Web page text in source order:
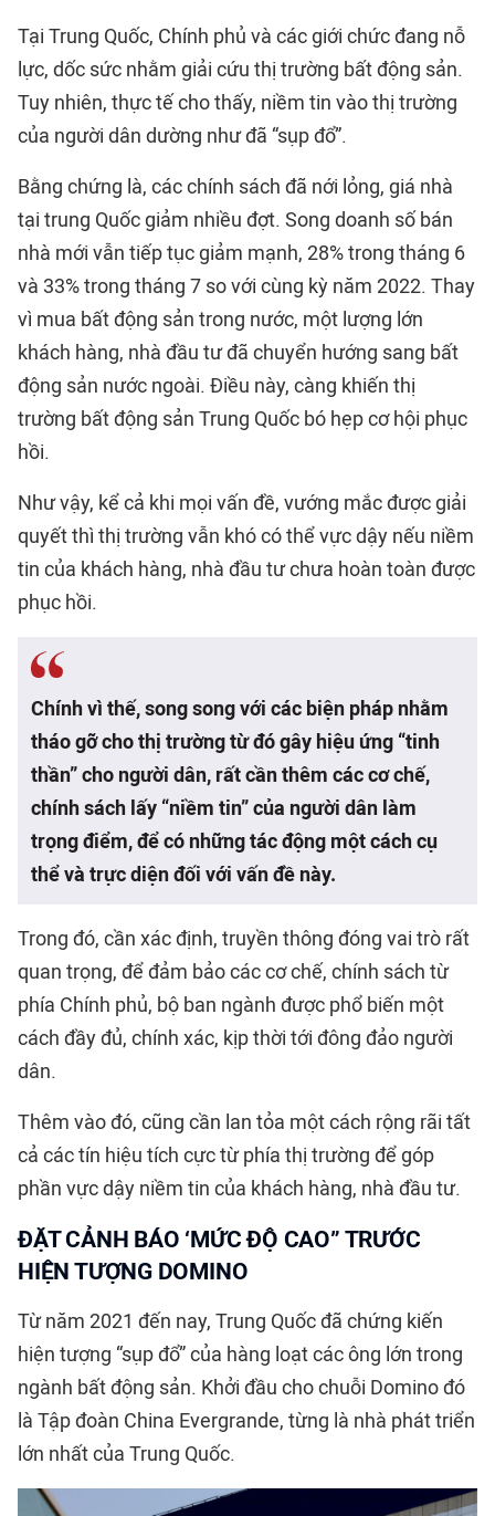
Tại Trung Quốc, Chính phủ và các giới chức đang nỗ
lực, dốc sức nhằm giải cứu thị trường bất động sản.
Tuy nhiên, thực tế cho thấy, niềm tin vào thị trường
của người dân dường như đã “sụp đổ”.
Bằng chứng là, các chính sách đã nới lỏng, giá nhà
tại trung Quốc giảm nhiều đợt. Song doanh số bán
nhà mới vẫn tiếp tục giảm mạnh, 28% trong tháng 6
và 33% trong tháng 7 so với cùng kỳ năm 2022. Thay
vì mua bất động sản trong nước, một lượng lớn
khách hàng, nhà đầu tư đã chuyển hướng sang bất
động sản nước ngoài. Điều này, càng khiến thị
trường bất động sản Trung Quốc bó hẹp cơ hội phục
hồi.
Như vậy, kể cả khi mọi vấn đề, vướng mắc được giải
quyết thì thị trường vẫn khó có thể vực dậy nếu niềm
tin của khách hàng, nhà đầu tư chưa hoàn toàn được
phục hồi.
Chính vì thế, song song với các biện pháp nhằm
tháo gỡ cho thị trường từ đó gây hiệu ứng “tinh
thần” cho người dân, rất cần thêm các cơ chế,
chính sách lấy “niềm tin” của người dân làm
trọng điểm, để có những tác động một cách cụ
thể và trực diện đối với vấn đề này.
Trong đó, cần xác định, truyền thông đóng vai trò rất
quan trọng, để đảm bảo các cơ chế, chính sách từ
phía Chính phủ, bộ ban ngành được phổ biến một
cách đầy đủ, chính xác, kịp thời tới đông đảo người
dân.
Thêm vào đó, cũng cần lan tỏa một cách rộng rãi tất
cả các tín hiệu tích cực từ phía thị trường để góp
phần vực dậy niềm tin của khách hàng, nhà đầu tư.
ĐẶT CẢNH BÁO ‘MỨC ĐỘ CAO” TRƯỚC
HIỆN TƯỢNG DOMINO
Từ năm 2021 đến nay, Trung Quốc đã chứng kiến
hiện tượng “sụp đổ” của hàng loạt các ông lớn trong
ngành bất động sản. Khởi đầu cho chuỗi Domino đó
là Tập đoàn China Evergrande, từng là nhà phát triển
lớn nhất của Trung Quốc.